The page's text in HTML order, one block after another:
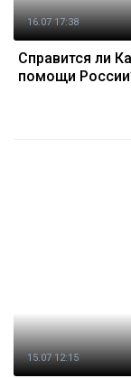
16.07 17:38
Справится ли
помощи
15.07 12:15